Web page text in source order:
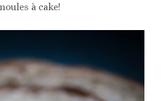
à cake!